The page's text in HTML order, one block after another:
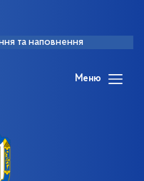
та наповнення
Меню